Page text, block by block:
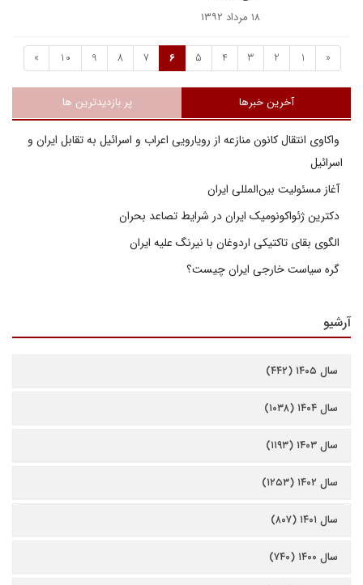
۱۸ مرداد ۱۳۹۲
«
1
2
3
4
5
6
7
8
9
10
»
آخرین خبرها پر بازدیدترین ها
واکاوی انتقال کانون منازعه از رویارویی اعراب و اسرائیل به تقابل ایران و
اسرائیل
آغاز مسئولیت بین‌المللی ایران
دکترین ژئواکونومیک ایران در شرایط تصاعد بحران
الگوی بقای تاکتیکی اردوغان با نیرنگ علیه ایران
گره سیاست خارجی ایران چیست؟
آرشیو
سال ۱۴۰۵ (۴۴۲)
سال ۱۴۰۴ (۱۰۳۸)
سال ۱۴۰۳ (۱۱۹۳)
سال ۱۴۰۲ (۱۲۵۳)
سال ۱۴۰۱ (۸۰۷)
سال ۱۴۰۰ (۷۴۰)